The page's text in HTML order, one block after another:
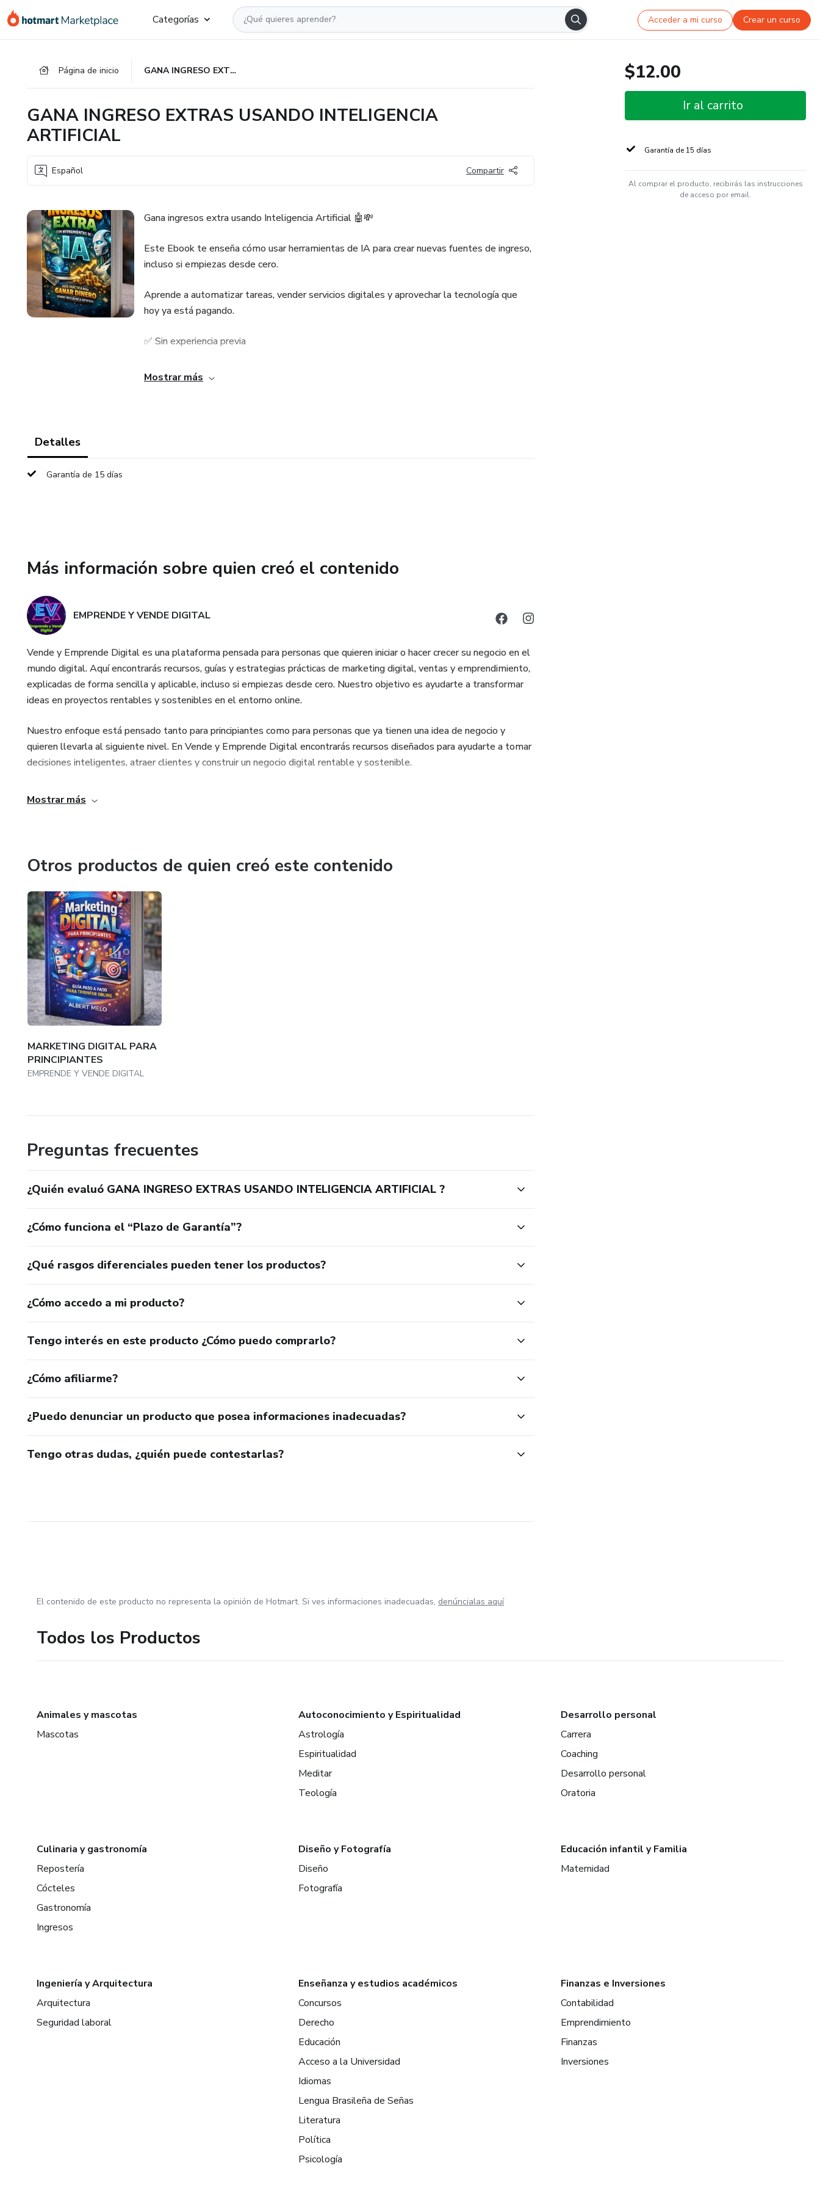
Categorías Acceder a mi curso Crear un curso
Página de inicio GANA INGRESO EXTRAS USANDO INTELIGENCIA ARTIFICIAL
GANA INGRESO EXTRAS USANDO INTELIGENCIA
ARTIFICIAL
Español Compartir
Gana ingresos extra usando Inteligencia Artificial 🤖💸
Este Ebook te enseña cómo usar herramientas de IA para crear nuevas fuentes de ingreso,
incluso si empiezas desde cero.
Aprende a automatizar tareas, vender servicios digitales y aprovechar la tecnología que
hoy ya está pagando.
✅ Sin experiencia previa
✅ Desde casa
Mostrar más
Detalles
Garantía de 15 días
Más información sobre quien creó el contenido
EMPRENDE Y VENDE DIGITAL
Vende y Emprende Digital es una plataforma pensada para personas que quieren iniciar o hacer crecer su negocio en el
mundo digital. Aquí encontrarás recursos, guías y estrategias prácticas de marketing digital, ventas y emprendimiento,
explicadas de forma sencilla y aplicable, incluso si empiezas desde cero. Nuestro objetivo es ayudarte a transformar
ideas en proyectos rentables y sostenibles en el entorno online.
Nuestro enfoque está pensado tanto para principiantes como para personas que ya tienen una idea de negocio y
quieren llevarla al siguiente nivel. En Vende y Emprende Digital encontrarás recursos diseñados para ayudarte a tomar
decisiones inteligentes, atraer clientes y construir un negocio digital rentable y sostenible.
Mostrar más
Otros productos de quien creó este contenido
MARKETING DIGITAL PARA
PRINCIPIANTES
EMPRENDE Y VENDE DIGITAL
Preguntas frecuentes
¿Quién evaluó GANA INGRESO EXTRAS USANDO INTELIGENCIA ARTIFICIAL ?
¿Cómo funciona el “Plazo de Garantía”?
¿Qué rasgos diferenciales pueden tener los productos?
¿Cómo accedo a mi producto?
Tengo interés en este producto ¿Cómo puedo comprarlo?
¿Cómo afiliarme?
¿Puedo denunciar un producto que posea informaciones inadecuadas?
Tengo otras dudas, ¿quién puede contestarlas?
$12.00
Ir al carrito
Garantía de 15 días
Al comprar el producto, recibirás las instrucciones
de acceso por email.
El contenido de este producto no representa la opinión de Hotmart. Si ves informaciones inadecuadas, denúncialas aquí
Todos los Productos
Animales y mascotas
Mascotas
Autoconocimiento y Espiritualidad
Astrología
Espiritualidad
Meditar
Teología
Desarrollo personal
Carrera
Coaching
Desarrollo personal
Oratoria
Culinaria y gastronomía
Repostería
Cócteles
Gastronomía
Ingresos
Diseño y Fotografía
Diseño
Fotografía
Educación infantil y Familia
Maternidad
Ingeniería y Arquitectura
Arquitectura
Seguridad laboral
Enseñanza y estudios académicos
Concursos
Derecho
Educación
Acceso a la Universidad
Idiomas
Lengua Brasileña de Señas
Literatura
Política
Psicología
Finanzas e Inversiones
Contabilidad
Emprendimiento
Finanzas
Inversiones